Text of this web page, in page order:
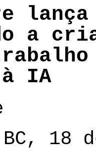
a
IA
BC,